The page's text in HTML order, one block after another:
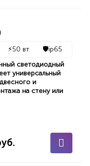
⚡50 вт 🛡️ip65
светодиодный
универсальный
и
на стену или